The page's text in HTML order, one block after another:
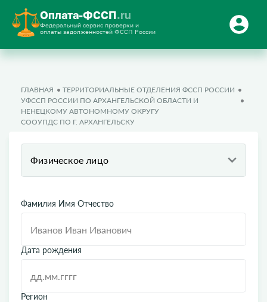
Оплата-ФССП.ru
Федеральный сервис проверки и
оплаты задолженностей ФССП России
ГЛАВНАЯ
ТЕРРИТОРИАЛЬНЫЕ ОТДЕЛЕНИЯ ФССП РОССИИ
УФССП РОССИИ ПО АРХАНГЕЛЬСКОЙ ОБЛАСТИ И
НЕНЕЦКОМУ АВТОНОМНОМУ ОКРУГУ
СООУПДС ПО Г. АРХАНГЕЛЬСКУ
Физическое лицо
Фамилия Имя Отчество
Дата рождения
Регион